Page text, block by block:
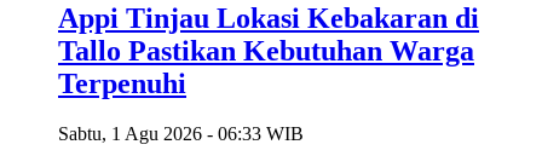
Appi Tinjau Lokasi Kebakaran di
Tallo Pastikan Kebutuhan Warga
Terpenuhi
Sabtu, 1 Agu 2026 - 06:33 WIB